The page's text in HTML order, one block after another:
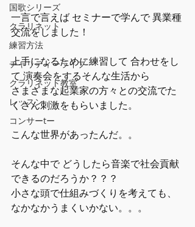
国歌シリーズ
クラリネット
練習方法
チャリティーライブ
クラリネット教室
レッスン
コンサーtー
一言で言えば セミナーで学んで 異業種
交流をしました！
上手になるために練習して 合わせをし
て 演奏会をするそんな生活から
さまざまな起業家の方々との交流でた
くさん刺激をもらいました。
こんな世界があったんだ。。
そんな中で どうしたら音楽で社会貢献
できるのだろうか？？？
小さな頭で仕組みづくりを考えても、
なかなかうまくいかない。。。